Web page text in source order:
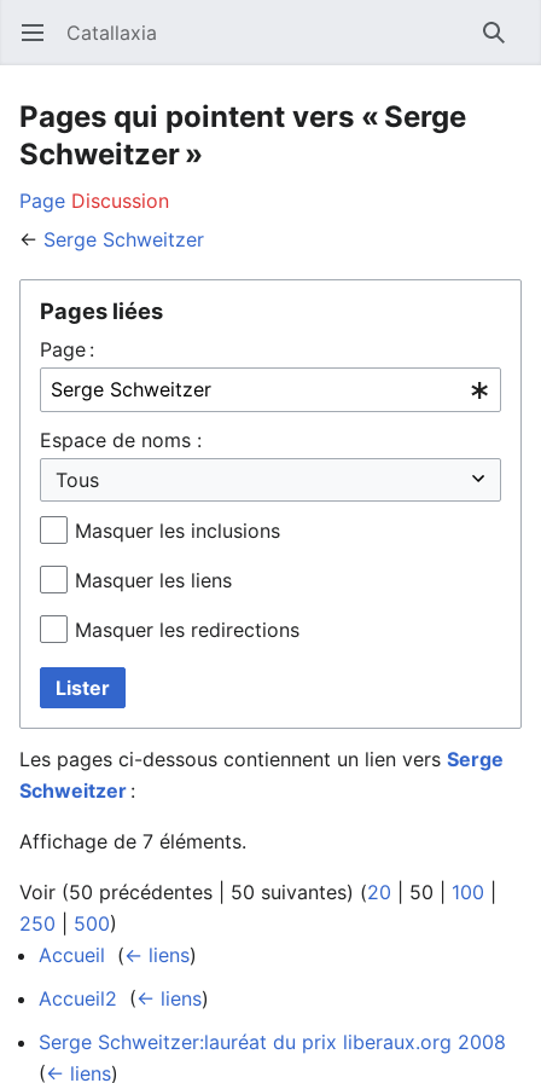
Ouvrir le menu principal Catallaxia
Pages qui pointent vers « Serge
Schweitzer »
Page Discussion
← Serge Schweitzer
Pages liées
Page :
Espace de noms :
Masquer les inclusions
Masquer les liens
Masquer les redirections
Lister
Les pages ci-dessous contiennent un lien vers Serge
Schweitzer :
Affichage de 7 éléments.
Voir (50 précédentes 50 suivantes) (20 50 100
250
500)
Accueil (← liens)
Accueil2 (← liens)
Serge Schweitzer:lauréat du prix liberaux.org 2008
(← liens)